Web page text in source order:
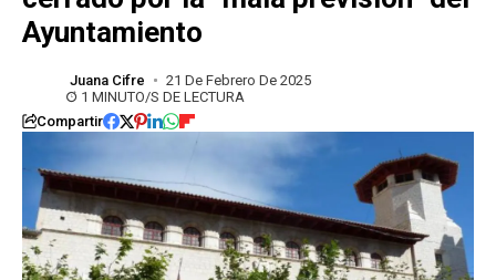
Ayuntamiento
Juana Cifre
21 De Febrero De 2025
1 MINUTO/S DE LECTURA
Compartir